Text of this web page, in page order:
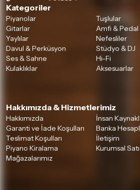
Kategoriler
Piyanolar
Tuşlular
Gitarlar
Amfi & Pedal
Yaylılar
Nefesliler
Davul & Perküsyon
Stüdyo & DJ
Ses & Sahne
Hi-Fi
Kulaklıklar
Aksesuarlar
Hakkımızda & Hizmetlerimiz
Hakkımızda
İnsan
Garanti ve İade Koşulları
Banka
Teslimat Koşulları
İletişim
Piyano Kiralama
Kurumsal
Mağazalarımız